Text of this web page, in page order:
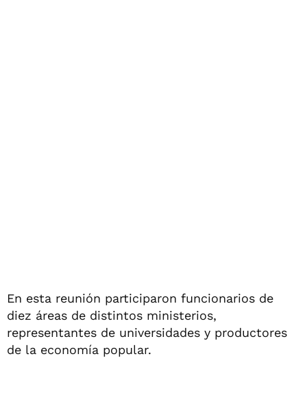
En esta reunión participaron funcionarios de
diez áreas de distintos ministerios,
representantes de universidades y productores
de la economía popular.